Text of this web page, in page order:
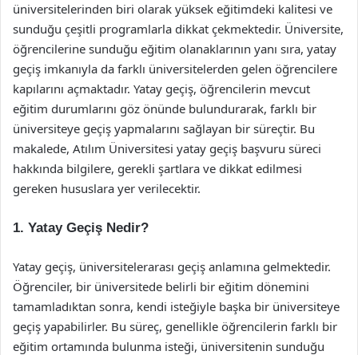
üniversitelerinden biri olarak yüksek eğitimdeki kalitesi ve
sunduğu çeşitli programlarla dikkat çekmektedir. Üniversite,
öğrencilerine sunduğu eğitim olanaklarının yanı sıra, yatay
geçiş imkanıyla da farklı üniversitelerden gelen öğrencilere
kapılarını açmaktadır. Yatay geçiş, öğrencilerin mevcut
eğitim durumlarını göz önünde bulundurarak, farklı bir
üniversiteye geçiş yapmalarını sağlayan bir süreçtir. Bu
makalede, Atılım Üniversitesi yatay geçiş başvuru süreci
hakkında bilgilere, gerekli şartlara ve dikkat edilmesi
gereken hususlara yer verilecektir.
1. Yatay Geçiş Nedir?
Yatay geçiş, üniversitelerarası geçiş anlamına gelmektedir.
Öğrenciler, bir üniversitede belirli bir eğitim dönemini
tamamladıktan sonra, kendi isteğiyle başka bir üniversiteye
geçiş yapabilirler. Bu süreç, genellikle öğrencilerin farklı bir
eğitim ortamında bulunma isteği, üniversitenin sunduğu